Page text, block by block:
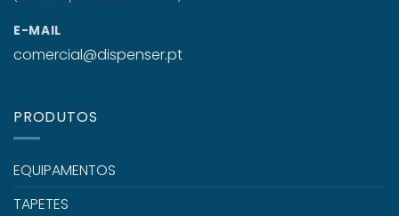
E-MAIL
comercial@dispenser.pt
PRODUTOS
EQUIPAMENTOS
TAPETES